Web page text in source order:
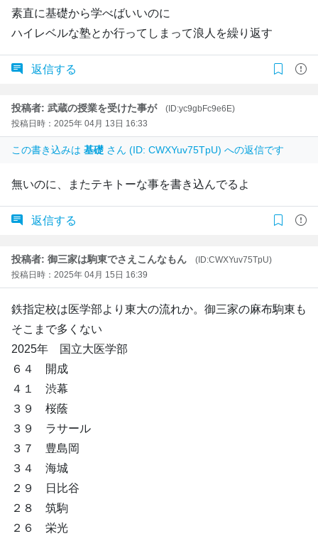
素直に基礎から学べばいいのに
ハイレベルな塾とか行ってしまって浪人を繰り返す
返信する
投稿者: 武蔵の授業を受けた事が
(ID:yc9gbFc9e6E)
投稿日時：2025年 04月 13日 16:33
この書き込みは 基礎 さん (ID: CWXYuv75TpU) への返信です
無いのに、またテキトーな事を書き込んでるよ
返信する
投稿者: 御三家は駒東でさえこんなもん
(ID:CWXYuv75TpU)
投稿日時：2025年 04月 15日 16:39
鉄指定校は医学部より東大の流れか。御三家の麻布駒東も
そこまで多くない
2025年 国立大医学部
６４ 開成
４１ 渋幕
３９ 桜蔭
３９ ラサール
３７ 豊島岡
３４ 海城
２９ 日比谷
２８ 筑駒
２６ 栄光